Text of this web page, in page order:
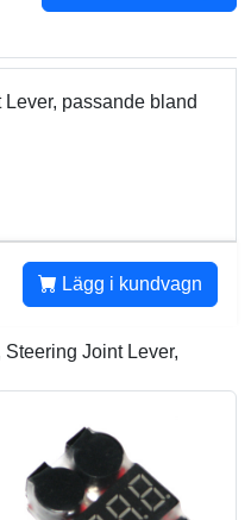
passande bland
Lägg i kundvagn
Joint Lever,